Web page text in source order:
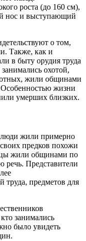
роста (до 160 см),
нос и выступающий
о том,
Также, как и
в быту орудия труда
охотой,
жили общинами
Особенностью жизни
умерших близких.
жили примерно
предков похожи
жили общинами по
речь. Представители
труда, предметов для
занимались
было увидеть